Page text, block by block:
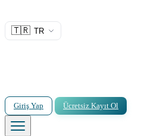
🇹🇷 TR
Giriş Yap Ücretsiz Kayıt Ol